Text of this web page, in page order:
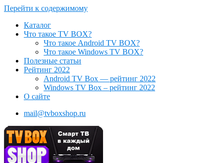
Перейти к содержимому
Каталог
Что такое TV BOX?
Что такое Android TV BOX?
Что такое Windows TV BOX?
Полезные статьи
Рейтинг 2022
Android TV Box — рейтинг 2022
Windows TV Box – рейтинг 2022
О сайте
mail@tvboxshop.ru